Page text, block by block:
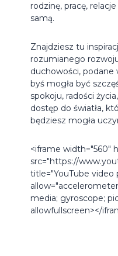
rodzinę, pracę,
samą.
Znajdziesz tu
rozumianego
duchowości,
byś mogła być
spokoju, radości
dostęp do światła,
będziesz mogła
<iframe width="560"
src="https://
title="YouTube video
media; gyroscope;
allowfullscreen></